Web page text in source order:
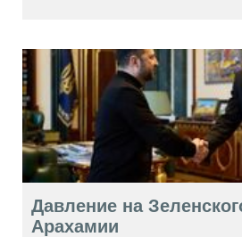
Давление на
Арахамии